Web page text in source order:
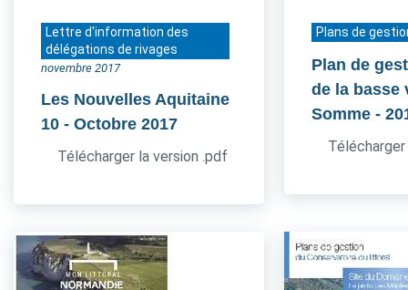
Lettre d'information des
délégations de rivages
novembre 2017
Les Nouvelles Aquitaine
10 - Octobre 2017
Télécharger la version .pdf
Plans de
Plan de
de la basse
Somme -